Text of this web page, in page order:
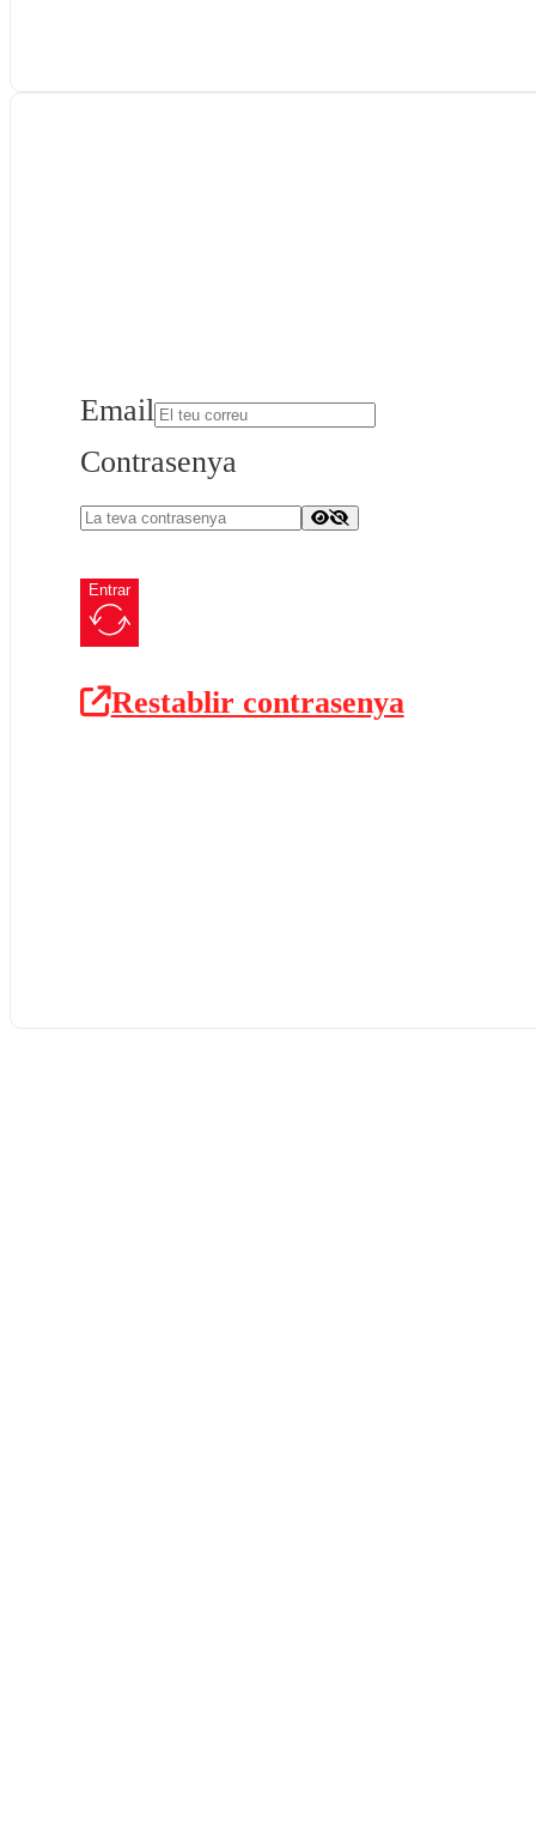
Email
Contrasenya
Entrar
Restablir contrasenya